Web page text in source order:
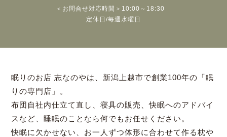
＜お問合せ対応時間＞10:00～18:30
定休日/毎週水曜日
眠りのお店 志なのやは、新潟上越市で創業100年の「眠
りの専門店」。
布団自社内仕立て直し、寝具の販売、快眠へのアドバイ
スなど、睡眠のことなら何でもお任せください。
快眠に欠かせない、お一人ずつ体形に合わせて作る枕や